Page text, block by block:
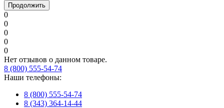
Продолжить
0
0
0
0
0
Нет отзывов о данном товаре.
8 (800) 555-54-74
Наши телефоны:
8 (800) 555-54-74
8 (343) 364-14-44